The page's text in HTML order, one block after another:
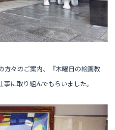
方々のご案内、『木曜日の絵画教
に取り組んでもらいました。